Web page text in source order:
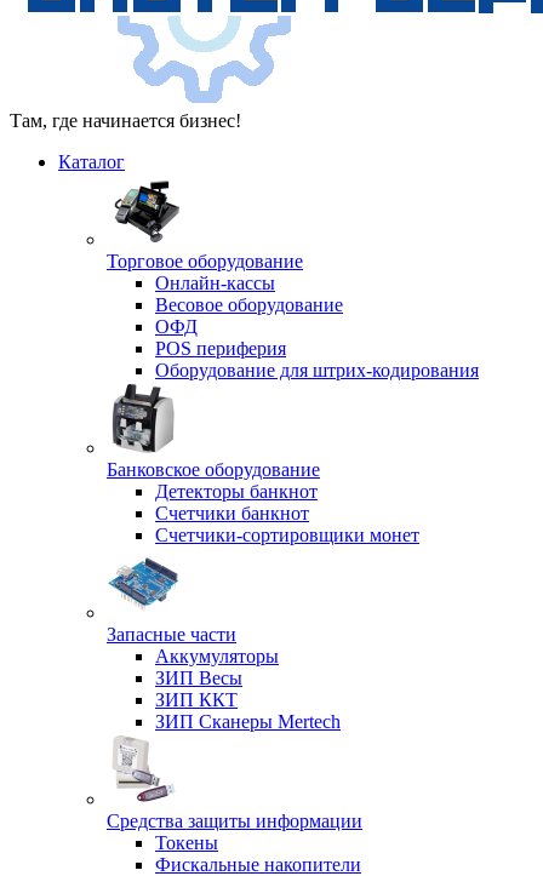
Там, где начинается бизнес!
Каталог
Торговое оборудование
Онлайн-кассы
Весовое оборудование
ОФД
POS периферия
Оборудование для штрих-кодирования
Банковское оборудование
Детекторы банкнот
Счетчики банкнот
Счетчики-сортировщики монет
Запасные части
Аккумуляторы
ЗИП Весы
ЗИП ККТ
ЗИП Сканеры Mertech
Средства защиты информации
Токены
Фискальные накопители